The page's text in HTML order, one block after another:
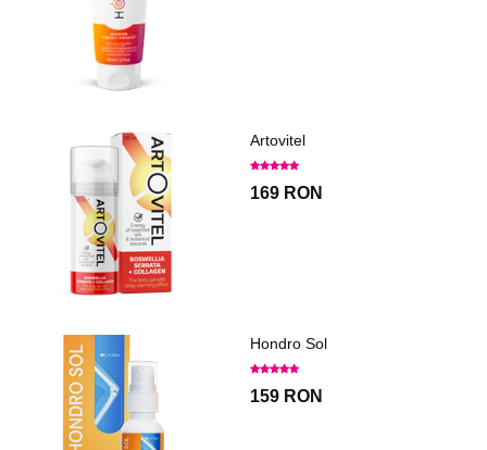
Artovitel
169 RON
Hondro Sol
159 RON